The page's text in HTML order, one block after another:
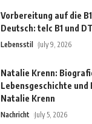
Vorbereitung auf die
Deutsch: telc B1 und
Lebensstil July 9, 2026
Natalie Krenn:
Lebensgeschichte und
Natalie Krenn
Nachricht July 5, 2026